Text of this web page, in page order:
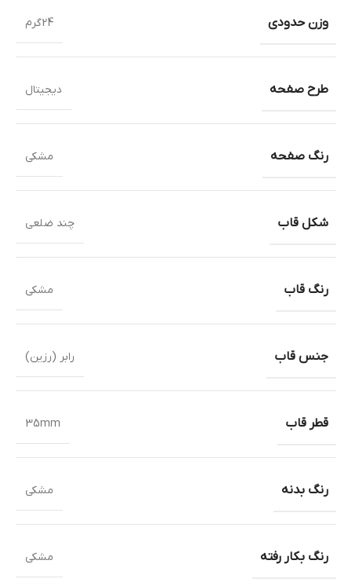
وزن حدودی 24گرم
طرح صفحه دیجیتال
رنگ صفحه مشکی
شکل قاب چند ضلعی
رنگ قاب مشکی
جنس قاب رابر (رزین)
قطر قاب 35mm
رنگ بدنه مشکی
رنگ بکار رفته مشکی